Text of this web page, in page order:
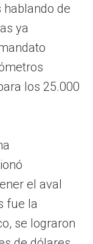
hablando de
ya
los 25.000
el aval
fue la
se lograron